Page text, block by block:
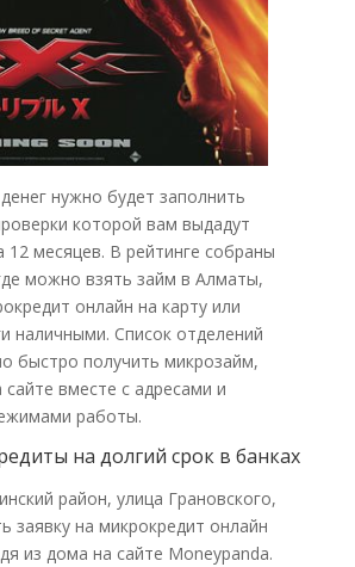
нужно будет заполнить
которой вам выдадут
12 месяцев. В рейтинге собраны
можно взять займ в Алматы,
онлайн на карту или
наличными. Список отделений
быстро получить микрозайм,
сайте вместе с адресами и
работы.
на долгий срок в банках
район, улица Грановского,
заявку на микрокредит онлайн
из дома на сайте Moneypanda.